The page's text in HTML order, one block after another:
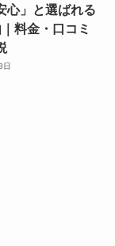
心」と選ばれる
料金・口コミ
日